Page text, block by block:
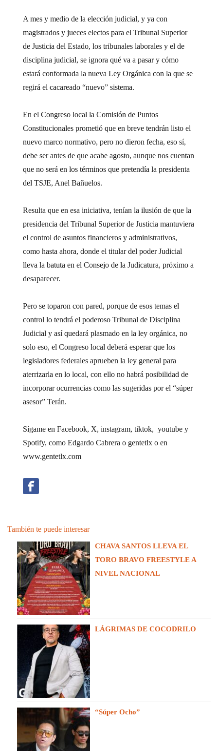
A mes y medio de la elección judicial, y ya con
magistrados y jueces electos para el Tribunal Superior
de Justicia del Estado, los tribunales laborales y el de
disciplina judicial, se ignora qué va a pasar y cómo
estará conformada la nueva Ley Orgánica con la que se
regirá el cacareado “nuevo” sistema.
En el Congreso local la Comisión de Puntos
Constitucionales prometió que en breve tendrán listo el
nuevo marco normativo, pero no dieron fecha, eso sí,
debe ser antes de que acabe agosto, aunque nos cuentan
que no será en los términos que pretendía la presidenta
del TSJE, Anel Bañuelos.
Resulta que en esa iniciativa, tenían la ilusión de que la
presidencia del Tribunal Superior de Justicia mantuviera
el control de asuntos financieros y administrativos,
como hasta ahora, donde el titular del poder Judicial
lleva la batuta en el Consejo de la Judicatura, próximo a
desaparecer.
Pero se toparon con pared, porque de esos temas el
control lo tendrá el poderoso Tribunal de Disciplina
Judicial y así quedará plasmado en la ley orgánica, no
solo eso, el Congreso local deberá esperar que los
legisladores federales aprueben la ley general para
aterrizarla en lo local, con ello no habrá posibilidad de
incorporar ocurrencias como las sugeridas por el “súper
asesor” Terán.
Sígame en Facebook, X, instagram, tiktok, youtube y
Spotify, como Edgardo Cabrera o gentetlx o en
www.gentetlx.com
También te puede interesar
CHAVA SANTOS LLEVA EL
TORO BRAVO FREESTYLE A
NIVEL NACIONAL
LÁGRIMAS DE COCODRILO
“Súper Ocho”